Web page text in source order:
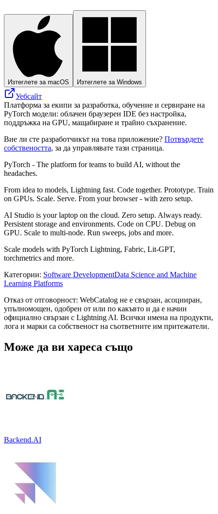
Изтеглете за macOS Изтеглете за Windows
Уебсайт
Платформа за екипи за разработка, обучение и сервиране на
PyTorch модели: облачен браузерен IDE без настройка,
поддръжка на GPU, мащабиране и трайно съхранение.
Вие ли сте разработчикът на това приложение? Потвърдете
собствеността, за да управлявате тази страница.
PyTorch - The platform for teams to build AI, without the
headaches.
From idea to models, Lightning fast. Code together. Prototype. Train
on GPUs. Scale. Serve. From your browser - with zero setup.
AI Studio is your laptop on the cloud. Zero setup. Always ready.
Persistent storage and environments. Code on CPU. Debug on
GPU. Scale to multi-node. Run sweeps, jobs and more.
Scale models with PyTorch Lightning, Fabric, Lit-GPT,
torchmetrics and more.
Категории: Software DevelopmentData Science and Machine
Learning Platforms
Отказ от отговорност: WebCatalog не е свързан, асоцииран,
упълномощен, одобрен от или по какъвто и да е начин
официално свързан с Lightning AI. Всички имена на продукти,
лога и марки са собственост на съответните им притежатели.
Може да ви хареса също
Backend.AI